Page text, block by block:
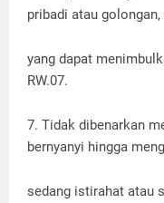
pribadi atau
yang dapat
RW.07.
7. Tidak dibenarkan
bernyanyi hingga
sedang istirahat atau